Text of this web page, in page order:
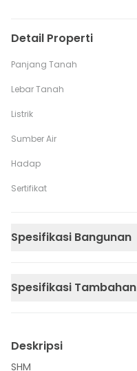
Detail Properti
Panjang Tanah
Lebar Tanah
Listrik
Sumber Air
Hadap
Sertifikat
Spesifikasi Bangunan
Spesifikasi Tambahan
Deskripsi
SHM